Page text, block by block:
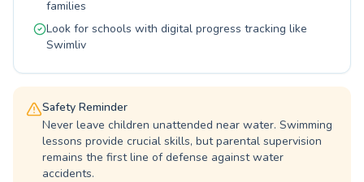
families
Look for schools with digital progress tracking like
Swimliv
Safety Reminder
Never leave children unattended near water. Swimming
lessons provide crucial skills, but parental supervision
remains the first line of defense against water
accidents.